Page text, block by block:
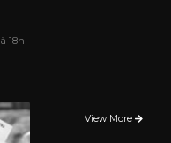
18h
View More